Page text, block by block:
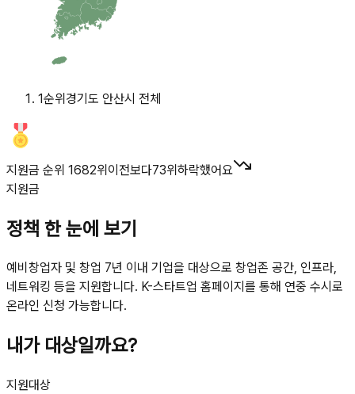
1순위경기도 안산시 전체
지원금 순위 1682위이전보다73위하락했어요
지원금
정책 한 눈에 보기
예비창업자 및 창업 7년 이내 기업을 대상으로 창업존 공간, 인프라,
네트워킹 등을 지원합니다. K-스타트업 홈페이지를 통해 연중 수시로
온라인 신청 가능합니다.
내가 대상일까요?
지원대상